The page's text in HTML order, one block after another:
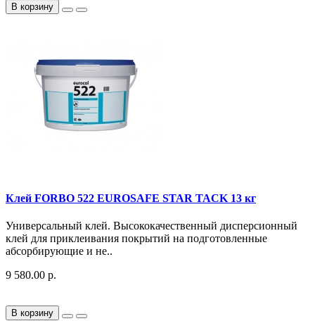
В корзину
Клей FORBO 522 EUROSAFE STAR TACK 13 кг
Универсальный клей. Высококачественный дисперсионный
клей для приклеивания покрытий на подготовленные
абсорбирующие и не..
9 580.00 р.
В корзину